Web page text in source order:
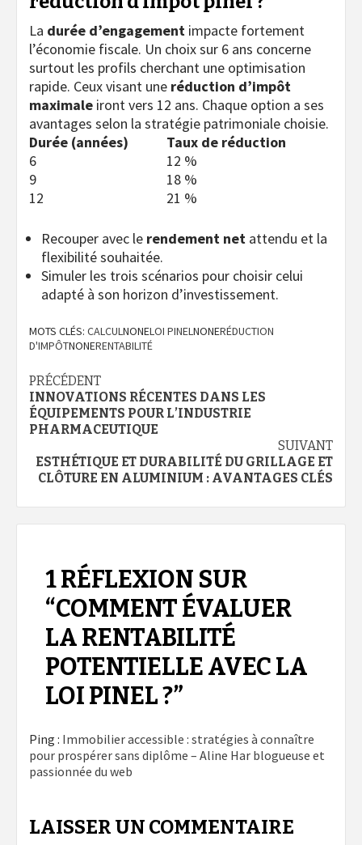
La durée d’engagement impacte fortement
l’économie fiscale. Un choix sur 6 ans concerne
surtout les profils cherchant une optimisation
rapide. Ceux visant une réduction d’impôt
maximale iront vers 12 ans. Chaque option a ses
avantages selon la stratégie patrimoniale choisie.
Durée (années)
Taux de réduction
6
12 %
9
18 %
12
21 %
Recouper avec le rendement net attendu et la
flexibilité souhaitée.
Simuler les trois scénarios pour choisir celui
adapté à son horizon d’investissement.
MOTS CLÉS: CALCULNONELOI PINELNONERÉDUCTION
D'IMPÔTNONERENTABILITÉ
Navigation
d’article
PRÉCÉDENT
INNOVATIONS RÉCENTES DANS LES
ÉQUIPEMENTS POUR L’INDUSTRIE
PHARMACEUTIQUE
SUIVANT
ESTHÉTIQUE ET DURABILITÉ DU GRILLAGE ET
CLÔTURE EN ALUMINIUM : AVANTAGES CLÉS
1 RÉFLEXION SUR
“COMMENT ÉVALUER
LA RENTABILITÉ
POTENTIELLE AVEC LA
LOI PINEL ?”
Ping : Immobilier accessible : stratégies à connaître
pour prospérer sans diplôme – Aline Har blogueuse et
passionnée du web
LAISSER UN COMMENTAIRE